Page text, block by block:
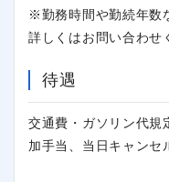
※勤務時間や勤続年数
詳しくはお問い合わせ
待遇
交通費・ガソリン代規
加手当、当日キャンセ